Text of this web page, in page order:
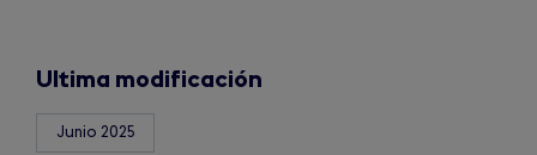
Ultima modificación
Junio 2025